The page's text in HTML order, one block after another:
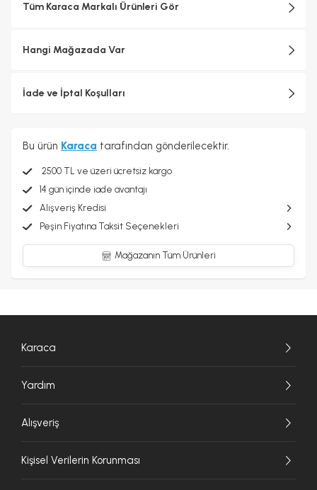
Tüm Karaca Markalı Ürünleri Gör
Hangi Mağazada Var
İade ve İptal Koşulları
Bu ürün Karaca tarafından gönderilecektir.
2500 TL ve üzeri ücretsiz kargo
14 gün içinde iade avantajı
Alışveriş Kredisi
Peşin Fiyatına Taksit Seçenekleri
Mağazanın Tüm Ürünleri
Karaca
Yardım
Alışveriş
Kişisel Verilerin Korunması